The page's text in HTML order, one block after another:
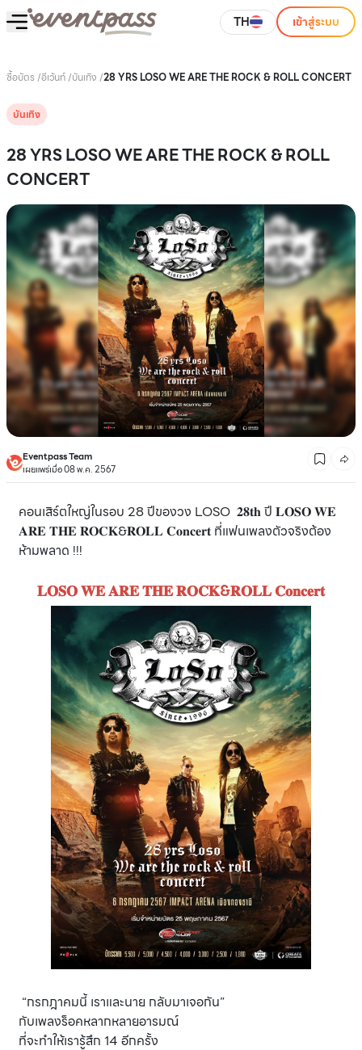
TH เข้าสู่ระบบ
ซื้อบัตร /อีเว้นท์/บันเทิง /28 YRS LOSO WE ARE THE ROCK & ROLL CONCERT
บันเทิง
28 YRS LOSO WE ARE THE ROCK & ROLL
CONCERT
Eventpass Team
เผยแพร่เมื่อ 08 พ.ค. 2567
คอนเสิร์ตใหญ่ในรอบ 28 ปีของวง LOSO 𝟐𝟖𝐭𝐡 ปี 𝐋𝐎𝐒𝐎 𝐖𝐄
𝐀𝐑𝐄 𝐓𝐇𝐄 𝐑𝐎𝐂𝐊&𝐑𝐎𝐋𝐋 𝐂𝐨𝐧𝐜𝐞𝐫𝐭 ที่แฟนเพลงตัวจริงต้อง
ห้ามพลาด !!!
𝐋𝐎𝐒𝐎 𝐖𝐄 𝐀𝐑𝐄 𝐓𝐇𝐄 𝐑𝐎𝐂𝐊&𝐑𝐎𝐋𝐋 𝐂𝐨𝐧𝐜𝐞𝐫𝐭
“กรกฎาคมนี้ เราและนาย กลับมาเจอกัน”
กับเพลงร็อคหลากหลายอารมณ์
ที่จะทำให้เรารู้สึก 14 อีกครั้ง